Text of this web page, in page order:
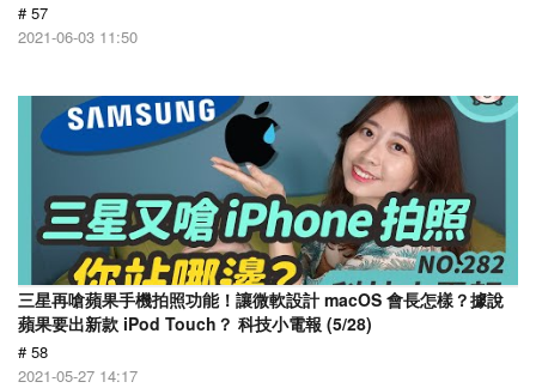
# 57
2021-06-03 11:50
三星再嗆蘋果手機拍照功能！讓微軟設計 macOS 會長怎樣？據說
蘋果要出新款 iPod Touch？ 科技小電報 (5/28)
# 58
2021-05-27 14:17